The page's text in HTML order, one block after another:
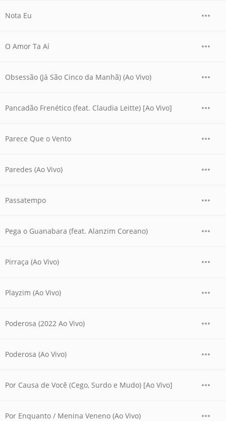
Nota Eu
O Amor Ta Aí
Obsessão (Já São Cinco da Manhã) (Ao Vivo)
Pancadão Frenético (feat. Claudia Leitte) [Ao Vivo]
Parece Que o Vento
Paredes (Ao Vivo)
Passatempo
Pega o Guanabara (feat. Alanzim Coreano)
Pirraça (Ao Vivo)
Playzim (Ao Vivo)
Poderosa (2022 Ao Vivo)
Poderosa (Ao Vivo)
Por Causa de Você (Cego, Surdo e Mudo) [Ao Vivo]
Por Enquanto / Menina Veneno (Ao Vivo)